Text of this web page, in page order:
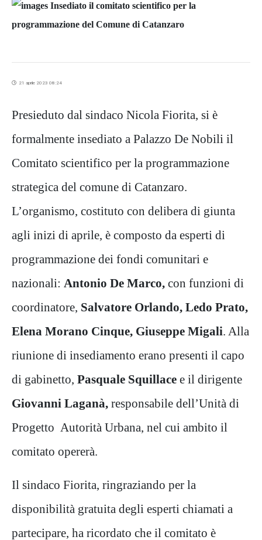
21 aprile 2023 08:24
Presieduto dal sindaco Nicola Fiorita, si è
formalmente insediato a Palazzo De Nobili il
Comitato scientifico per la programmazione
strategica del comune di Catanzaro.
L’organismo, costituto con delibera di giunta
agli inizi di aprile, è composto da esperti di
programmazione dei fondi comunitari e
nazionali: Antonio De Marco, con funzioni di
coordinatore, Salvatore Orlando, Ledo Prato,
Elena Morano Cinque, Giuseppe Migali. Alla
riunione di insediamento erano presenti il capo
di gabinetto, Pasquale Squillace e il dirigente
Giovanni Laganà, responsabile dell’Unità di
Progetto Autorità Urbana, nel cui ambito il
comitato opererà.
Il sindaco Fiorita, ringraziando per la
disponibilità gratuita degli esperti chiamati a
partecipare, ha ricordato che il comitato è